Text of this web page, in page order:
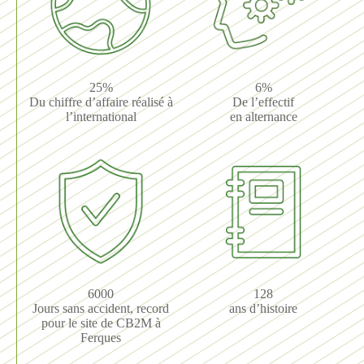
25%
Du chiffre d’affaire réalisé à
l’international
6%
De l’effectif
en alternance
6000
Jours sans accident, record
pour le site de CB2M à
Ferques
128
ans d’histoire